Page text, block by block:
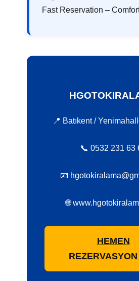
Fast Reservation –
📍 Batıkent /
📞 0532 231 63
📧
🌐
HEMEN